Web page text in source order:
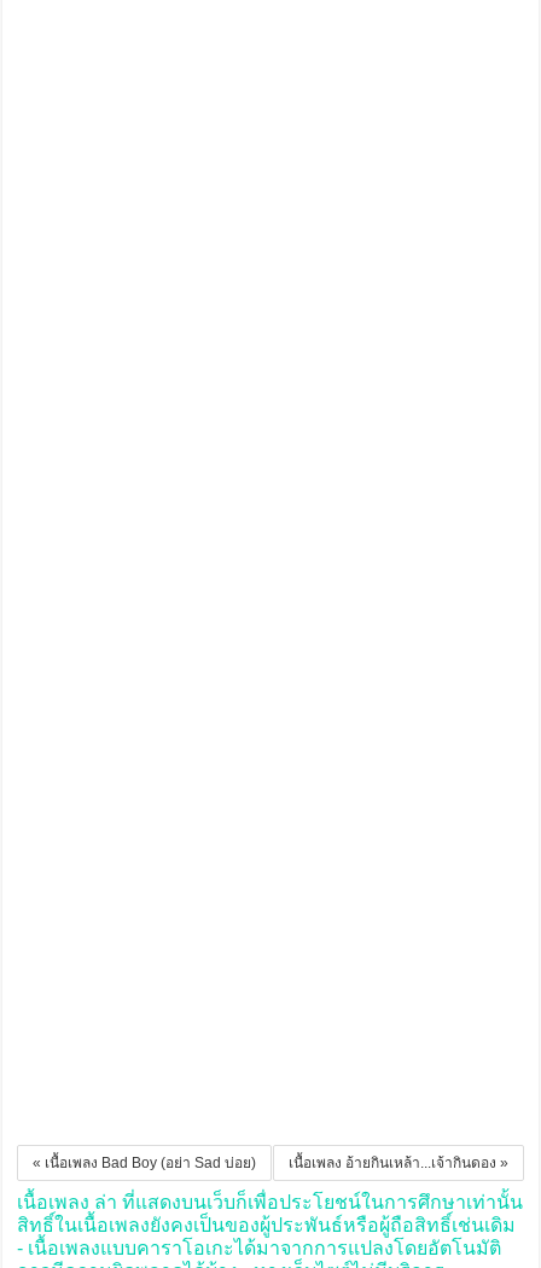
เนื้อเพลง อ้ายกินเหล้า...เจ้ากินดอง »
« เนื้อเพลง Bad Boy (อย่า Sad บ่อย)
เนื้อเพลง ล่า ที่แสดงบนเว็บก็เพื่อประโยชน์ในการศึกษาเท่านั้น
สิทธิ์ในเนื้อเพลงยังคงเป็นของผู้ประพันธ์หรือผู้ถือสิทธิ์เช่นเดิม
- เนื้อเพลงแบบคาราโอเกะได้มาจากการแปลงโดยอัตโนมัติ